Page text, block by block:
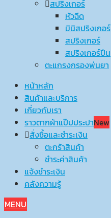
สปริงเกอร์
หัวฉีด
มินิสปริงเกอร์
สปริงเกอร์
สปริงเกอร์ปืน
ตะแกรงกรองพ่นยา
หน้าหลัก
สินค้าและบริการ
เกี่ยวกับเรา
ราวตากผ้าแป๊ปประปาNew
สั่งซื้อและชำระเงิน
ตะกร้าสินค้า
ชำระค่าสินค้า
แจ้งชำระเงิน
คลังความรู้
MENU